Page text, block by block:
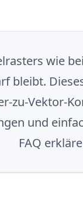
wie
bleibt.
zu-Vektor-
und
FAQ